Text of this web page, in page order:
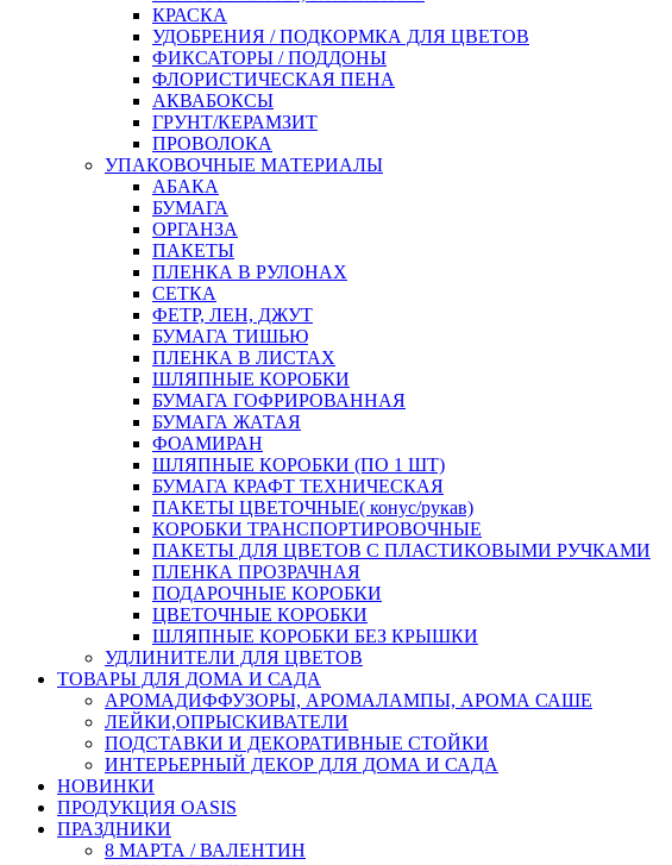
КРАСКА
УДОБРЕНИЯ / ПОДКОРМКА ДЛЯ ЦВЕТОВ
ФИКСАТОРЫ / ПОДДОНЫ
ФЛОРИСТИЧЕСКАЯ ПЕНА
АКВАБОКСЫ
ГРУНТ/КЕРАМЗИТ
ПРОВОЛОКА
УПАКОВОЧНЫЕ МАТЕРИАЛЫ
АБАКА
БУМАГА
ОРГАНЗА
ПАКЕТЫ
ПЛЕНКА В РУЛОНАХ
СЕТКА
ФЕТР, ЛЕН, ДЖУТ
БУМАГА ТИШЬЮ
ПЛЕНКА В ЛИСТАХ
ШЛЯПНЫЕ КОРОБКИ
БУМАГА ГОФРИРОВАННАЯ
БУМАГА ЖАТАЯ
ФОАМИРАН
ШЛЯПНЫЕ КОРОБКИ (ПО 1 ШТ)
БУМАГА КРАФТ ТЕХНИЧЕСКАЯ
ПАКЕТЫ ЦВЕТОЧНЫЕ( конус/рукав)
КОРОБКИ ТРАНСПОРТИРОВОЧНЫЕ
ПАКЕТЫ ДЛЯ ЦВЕТОВ С ПЛАСТИКОВЫМИ РУЧКАМИ
ПЛЕНКА ПРОЗРАЧНАЯ
ПОДАРОЧНЫЕ КОРОБКИ
ЦВЕТОЧНЫЕ КОРОБКИ
ШЛЯПНЫЕ КОРОБКИ БЕЗ КРЫШКИ
УДЛИНИТЕЛИ ДЛЯ ЦВЕТОВ
ТОВАРЫ ДЛЯ ДОМА И САДА
АРОМАДИФФУЗОРЫ, АРОМАЛАМПЫ, АРОМА САШЕ
ЛЕЙКИ,ОПРЫСКИВАТЕЛИ
ПОДСТАВКИ И ДЕКОРАТИВНЫЕ СТОЙКИ
ИНТЕРЬЕРНЫЙ ДЕКОР ДЛЯ ДОМА И САДА
НОВИНКИ
ПРОДУКЦИЯ OASIS
ПРАЗДНИКИ
8 МАРТА / ВАЛЕНТИН